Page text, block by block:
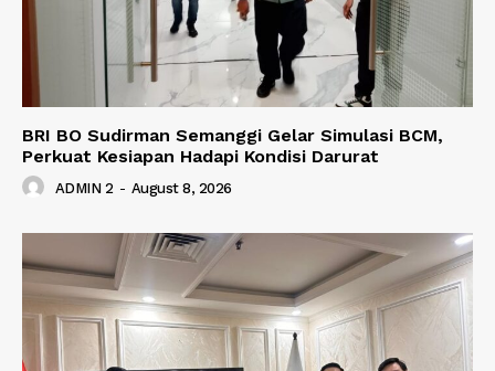
BRI BO Sudirman Semanggi Gelar Simulasi BCM,
Perkuat Kesiapan Hadapi Kondisi Darurat
ADMIN 2 - August 8, 2026